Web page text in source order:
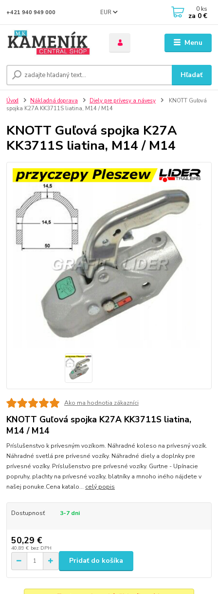
Menu
EUR
Hľadať
+421 940 949 000 0 ks
za 0 €
Úvod Nákladná doprava Diely pre prívesy a návesy
KNOTT Guľová
spojka K27A KK3711S liatina, M14 / M14
KNOTT Guľová spojka K27A
KK3711S liatina, M14 / M14
Ako ma hodnotia zákazníci
KNOTT Guľová spojka K27A KK3711S liatina,
M14 / M14
Príslušenstvo k prívesným vozíkom. Náhradné koleso na prívesný vozík.
Náhradné svetlá pre prívesné vozíky. Náhradné diely a doplnky pre
prívesné vozíky. Príslušenstvo pre prívesné vozíky. Gurtne - Upínacie
popruhy, plachty na prívesné vozíky, blatníky a mnoho iného nájdete v
našej ponuke.Cena katalo... celý popis
Dostupnosť 3-7 dni
50,29 €
40,89 € bez DPH
Pridať do košíka